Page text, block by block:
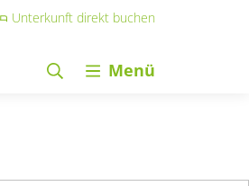
Unterkunft direkt buchen
Menü